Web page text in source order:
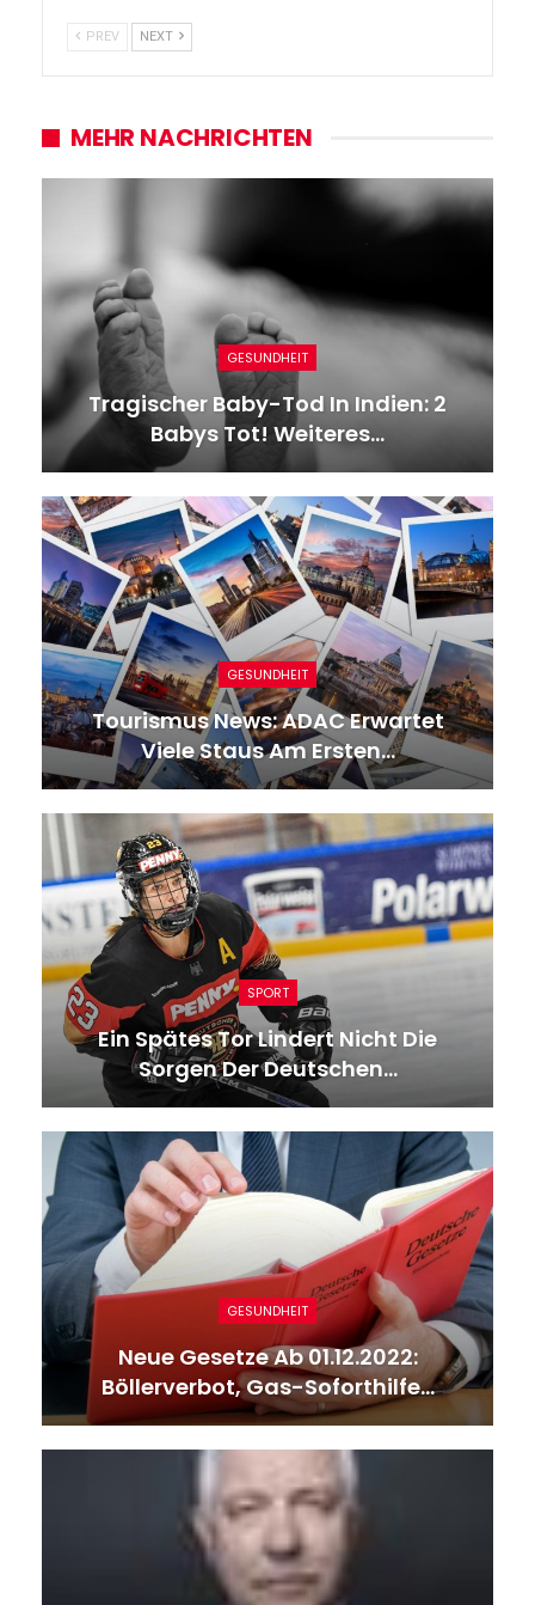
PREV NEXT
MEHR NACHRICHTEN
GESUNDHEIT
Tragischer Baby-Tod In Indien: 2
Babys Tot! Weiteres…
GESUNDHEIT
Tourismus News: ADAC Erwartet
Viele Staus Am Ersten…
SPORT
Ein Spätes Tor Lindert Nicht Die
Sorgen Der Deutschen…
GESUNDHEIT
Neue Gesetze Ab 01.12.2022:
Böllerverbot, Gas-Soforthilfe…